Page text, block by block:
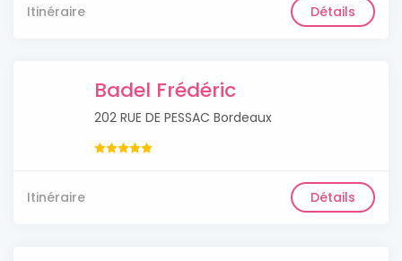
Itinéraire Détails
Badel Frédéric
202 RUE DE PESSAC Bordeaux
Itinéraire Détails